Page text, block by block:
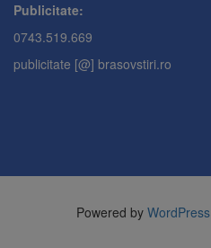
Publicitate:
0743.519.669
publicitate [@] brasovstiri.ro
Powered by WordPress